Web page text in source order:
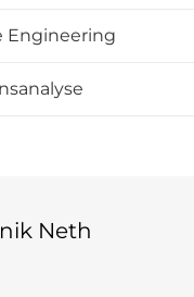
Engineering
Neth